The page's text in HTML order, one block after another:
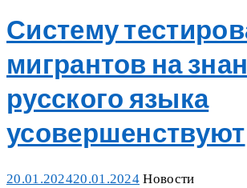
Систему
мигрантов на
русского языка
усовершенствуют
Posted
20.01.202420.01.2024 Categories
Новости